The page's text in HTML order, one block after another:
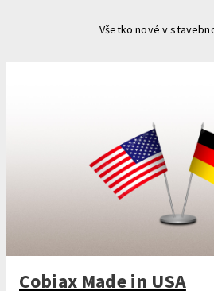
Všetko nové v
Cobiax Made in USA